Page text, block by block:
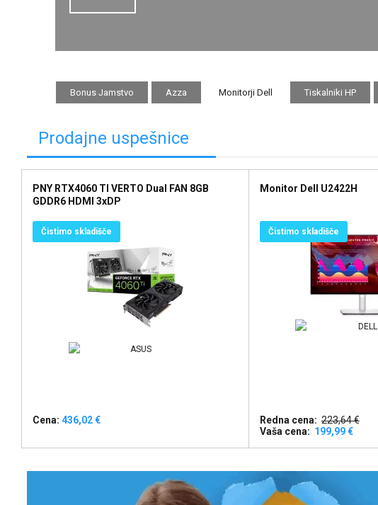
Bonus Jamstvo Azza Monitorji Dell Tiskalniki HP
Prodajne uspešnice
PNY RTX4060 TI VERTO Dual FAN 8GB
GDDR6 HDMI 3xDP
Čistimo skladišče
Cena: 436,02 €
Monitor Dell U2422H
Čistimo skladišče
Redna cena: 223,64 €
Vaša cena: 199,99 €